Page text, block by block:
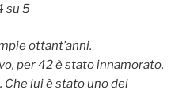
su 5
ottant’anni.
per 42 è stato innamorato,
lui è stato uno dei